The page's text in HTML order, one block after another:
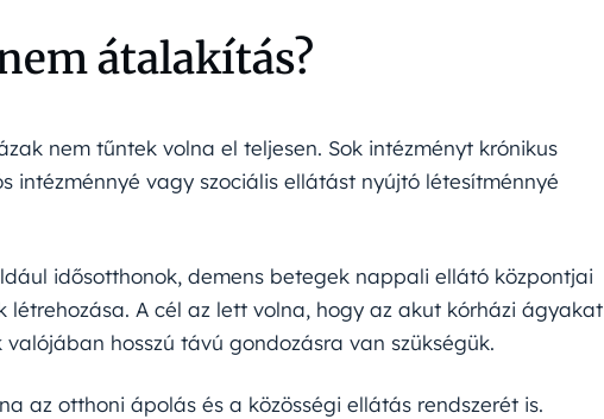
átalakítás?
nem tűntek volna el teljesen. Sok intézményt krónikus
intézménnyé vagy szociális ellátást nyújtó létesítménnyé
idősotthonok, demens betegek nappali ellátó központjai
létrehozása. A cél az lett volna, hogy az akut kórházi ágyakat
hosszú távú gondozásra van szükségük.
az otthoni ápolás és a közösségi ellátás rendszerét is.